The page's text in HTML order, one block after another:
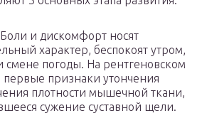
и дискомфорт носят
характер, беспокоят утром,
смене погоды. На рентгеновском
признаки утончения
плотности мышечной ткани,
сужение суставной щели.